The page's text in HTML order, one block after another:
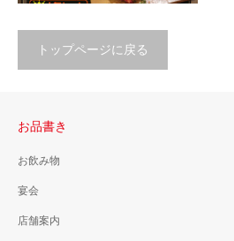
￥1,000（税別）
とってもお得！月～木曜日ま
トップページに戻る
お品書き
お飲み物
宴会
店舗案内